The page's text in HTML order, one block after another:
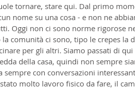
tornare, stare qui. Dal primo
nome su una cosa - e non ne
Oggi non ci sono norme rigorose
comunità ci sono, tipo le crepes la
per gli altri. Siamo passati di
della casa, quindi non sempre
sempre con conversazioni
molto lavoro fisico da fare, il